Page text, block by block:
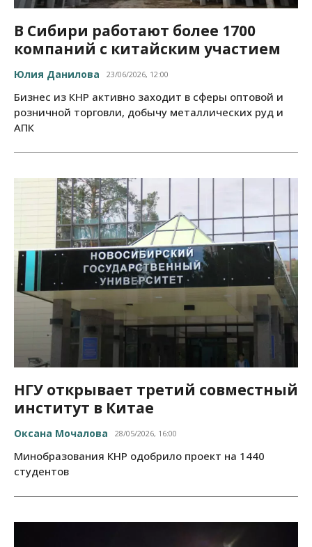
В Сибири работают более 1700
компаний с китайским участием
Юлия Данилова 23/06/2026, 12:00
Бизнес из КНР активно заходит в сферы оптовой и
розничной торговли, добычу металлических руд и
АПК
НГУ открывает третий совместный
институт в Китае
Оксана Мочалова 28/05/2026, 16:00
Минобразования КНР одобрило проект на 1440
студентов